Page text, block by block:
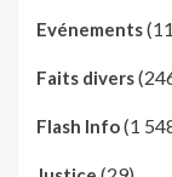
Evénements
Faits divers
Flash Info(1